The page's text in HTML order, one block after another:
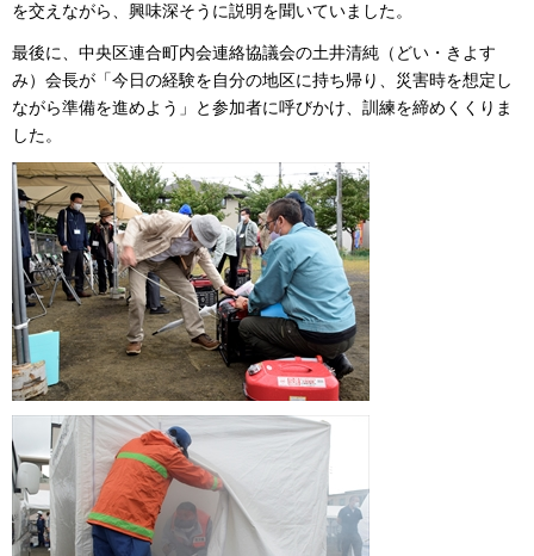
を交えながら、興味深そうに説明を聞いていました。
最後に、中央区連合町内会連絡協議会の土井清純（どい・きよす
み）会長が「今日の経験を自分の地区に持ち帰り、災害時を想定し
ながら準備を進めよう」と参加者に呼びかけ、訓練を締めくくりま
した。